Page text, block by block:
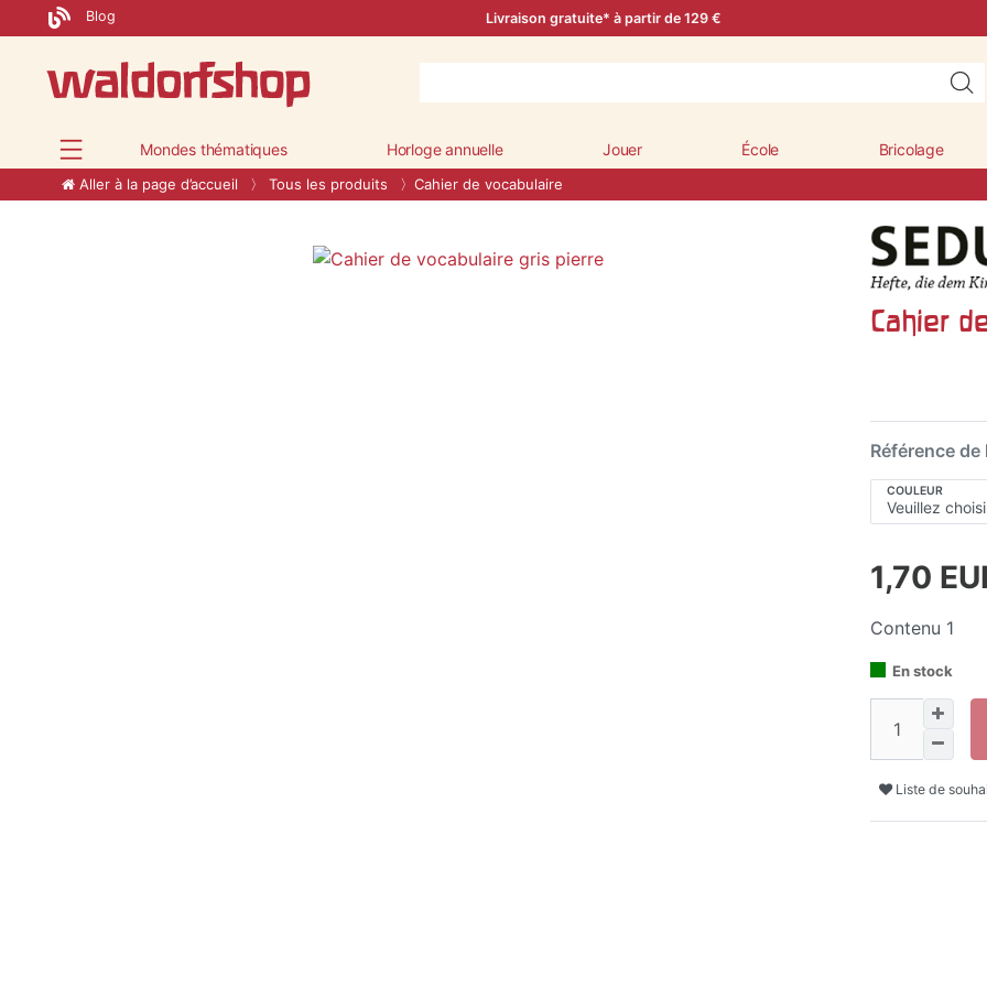
Blog Livraison gratuite* à partir de 129 €
Mondes thématiques Horloge annuelle Jouer École Bricolage
Aller à la page d’accueil Tous les produits Cahier de vocabulaire
Cahier
Référence de
COULEUR
1,70
Contenu 1
En stock
Liste de